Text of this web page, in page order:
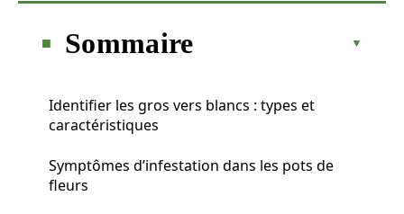
Sommaire
Identifier les gros vers blancs : types et
caractéristiques
Symptômes d’infestation dans les pots de
fleurs